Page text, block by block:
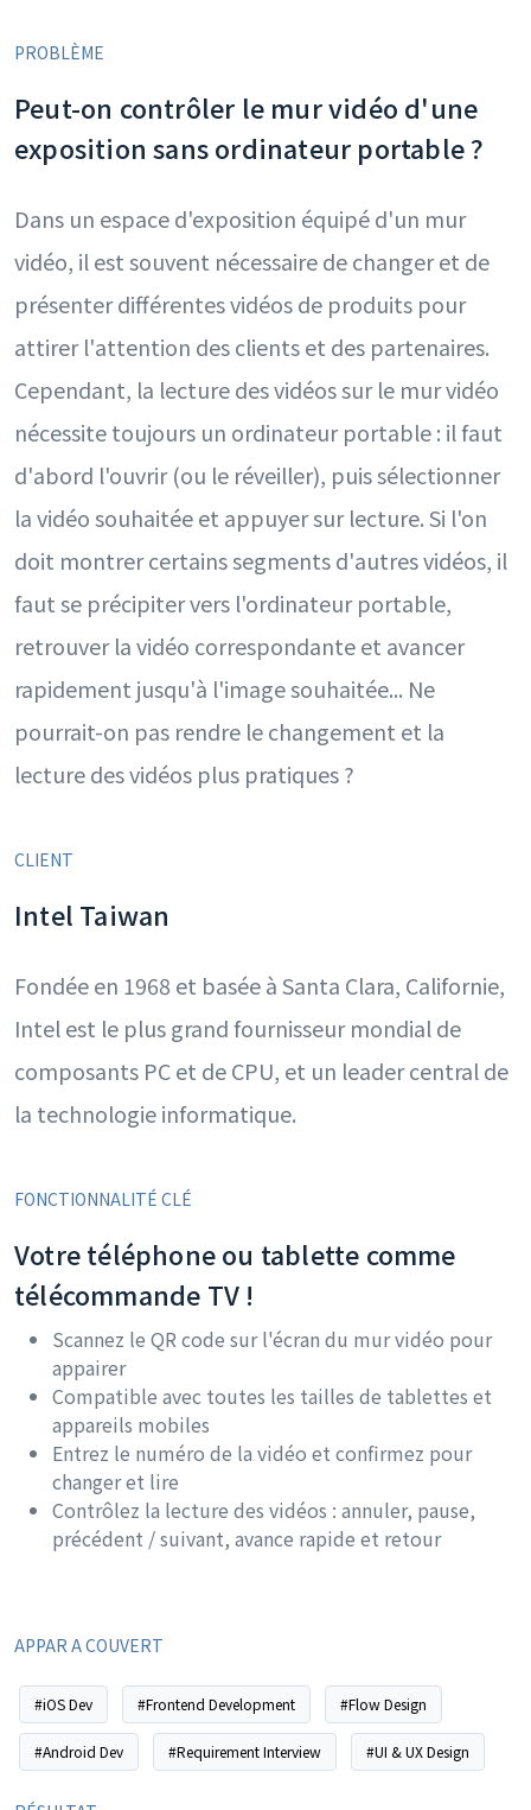
PROBLÈME
Peut-on contrôler le mur vidéo d'une
exposition sans ordinateur portable ?
Dans un espace d'exposition équipé d'un mur
vidéo, il est souvent nécessaire de changer et de
présenter différentes vidéos de produits pour
attirer l'attention des clients et des partenaires.
Cependant, la lecture des vidéos sur le mur vidéo
nécessite toujours un ordinateur portable : il faut
d'abord l'ouvrir (ou le réveiller), puis sélectionner
la vidéo souhaitée et appuyer sur lecture. Si l'on
doit montrer certains segments d'autres vidéos, il
faut se précipiter vers l'ordinateur portable,
retrouver la vidéo correspondante et avancer
rapidement jusqu'à l'image souhaitée... Ne
pourrait-on pas rendre le changement et la
lecture des vidéos plus pratiques ?
CLIENT
Intel Taiwan
Fondée en 1968 et basée à Santa Clara, Californie,
Intel est le plus grand fournisseur mondial de
composants PC et de CPU, et un leader central de
la technologie informatique.
FONCTIONNALITÉ CLÉ
Votre téléphone ou tablette comme
télécommande TV !
Scannez le QR code sur l'écran du mur vidéo pour
appairer
Compatible avec toutes les tailles de tablettes et
appareils mobiles
Entrez le numéro de la vidéo et confirmez pour
changer et lire
Contrôlez la lecture des vidéos : annuler, pause,
précédent / suivant, avance rapide et retour
APPAR A COUVERT
#iOS Dev #Frontend Development #Flow Design
#Android Dev #Requirement Interview #UI & UX Design